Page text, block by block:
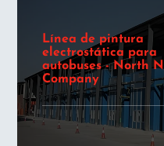
Línea de pintura
electrostática para
autobuses - North
Company